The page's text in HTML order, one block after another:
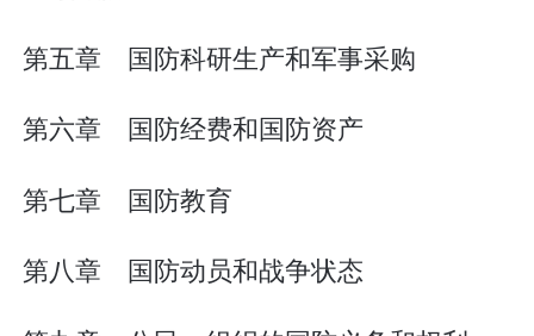
第五章 国防科研生产和军事采购
第六章 国防经费和国防资产
第七章 国防教育
第八章 国防动员和战争状态